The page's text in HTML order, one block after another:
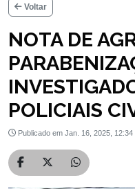
Voltar
NOTA DE
POLICIAIS
Publicado em Jan. 16, 2025, 12:34
Compartilhar no
Compartilhar no